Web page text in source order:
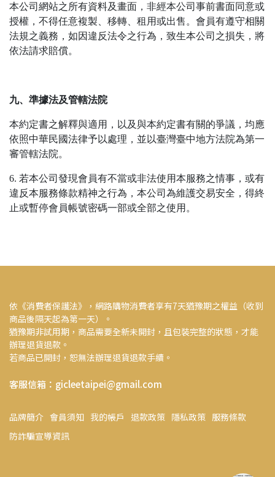
本公司網站之所有資料及畫面，非經本公司事前書面同意或
授權，不得任意複製、移轉、租用或出售。會員有遵守相關
法規之義務，如因違反法令之行為，致生本公司之損失，將
依法請求賠償。
九、準據法及管轄法院
本約定書之解釋與適用，以及與本約定書有關的爭議，均應
依照中華民國法律予以處理，並以臺灣臺中地方法院為第一
審管轄法院。
6. 若本公司發現會員有不當或非法使用本服務之情事，或有
違反本服務條款精神之行為，本公司為維護交易安全，得終
止或暫停會員帳號密碼一部或全部之使用。
依《消費者保護法》，網路購物消費者享有7天猶豫期之權益（收到
商品後隔天起為第一天）。
猶豫期非試用期，商品需要全新未開封，且包裝完整的狀態，才能
辦理退貨退款。
若商品已開封，恕無法辦理退貨退款手續。
客服信箱：gicleetaipei@gmail.com
品牌簡介 會員須知 我的帳戶 退款政策 隱私政策 服務條款
防詐騙宣導資訊